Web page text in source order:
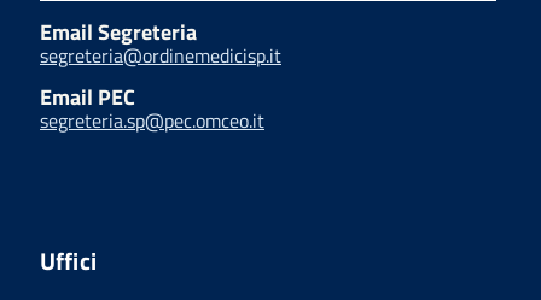
Email Segreteria
segreteria@ordinemedicisp.it
Email PEC
segreteria.sp@pec.omceo.it
Uffici